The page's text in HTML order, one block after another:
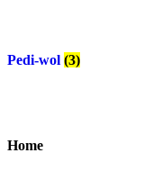
Pedi-wol (3)
Home